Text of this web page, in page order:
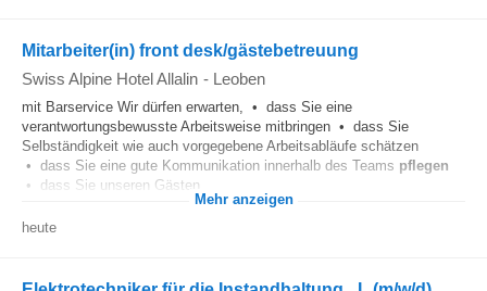
Mitarbeiter(in) front desk/gästebetreuung
Swiss Alpine Hotel Allalin - Leoben
mit Barservice Wir dürfen erwarten, • dass Sie eine
verantwortungsbewusste Arbeitsweise mitbringen • dass Sie
Selbständigkeit wie auch vorgegebene Arbeitsabläufe schätzen
• dass Sie eine gute Kommunikation innerhalb des Teams pflegen
• dass Sie unseren Gästen...
Mehr anzeigen
heute